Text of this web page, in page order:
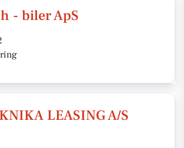
- biler ApS
LEASING A/S